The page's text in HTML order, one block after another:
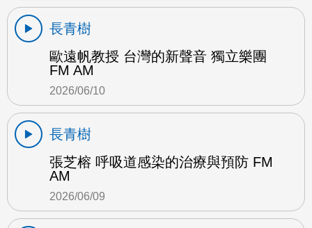
長青樹
歐遠帆教授 台灣的新聲音 獨立樂團
FM AM
2026/06/10
長青樹
張芝榕 呼吸道感染的治療與預防 FM
AM
2026/06/09